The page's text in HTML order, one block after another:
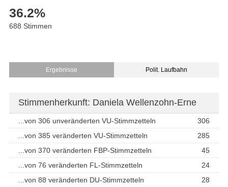
36.2%
688 Stimmen
Ergebnisse Polit. Laufbahn
Stimmenherkunft: Daniela Wellenzohn-Erne
...von 306 unveränderten VU-Stimmzetteln
306
...von 385 veränderten VU-Stimmzetteln
285
...von 370 veränderten FBP-Stimmzetteln
45
...von 76 veränderten FL-Stimmzetteln
24
...von 88 veränderten DU-Stimmzetteln
28